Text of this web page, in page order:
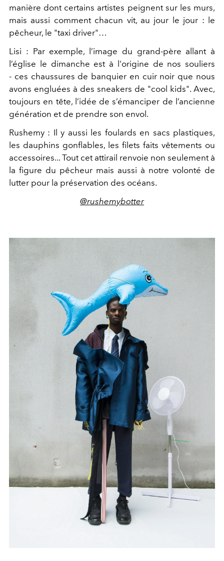
manière dont certains artistes peignent sur les murs,
mais aussi comment chacun vit, au jour le jour : le
pêcheur, le "taxi driver"…
Lisi : Par exemple, l’image du grand-père allant à
l’église le dimanche est à l'origine de nos souliers
- ces chaussures de banquier en cuir noir que nous
avons engluées à des sneakers de "cool kids". Avec,
toujours en tête, l’idée de s’émanciper de l’ancienne
génération et de prendre son envol.
Rushemy : Il y aussi les foulards en sacs plastiques,
les dauphins gonflables, les filets faits vêtements ou
accessoires... Tout cet attirail renvoie non seulement à
la figure du pêcheur mais aussi à notre volonté de
lutter pour la préservation des océans.
@rushemybotter